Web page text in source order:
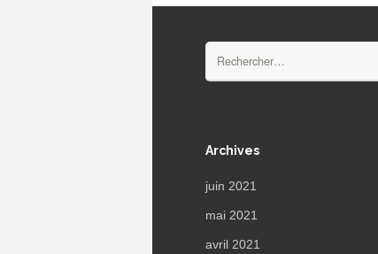
Archives
juin 2021
mai 2021
avril 2021